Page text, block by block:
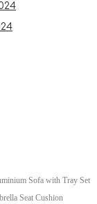
Sofa with Tray Set
Seat Cushion